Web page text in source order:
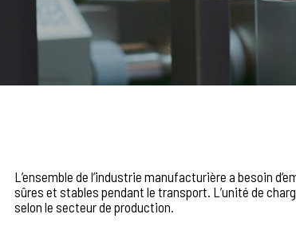
L’ensemble de l’industrie manufacturière a besoin
sûres et stables pendant le transport. L’unité de
selon le secteur de production.